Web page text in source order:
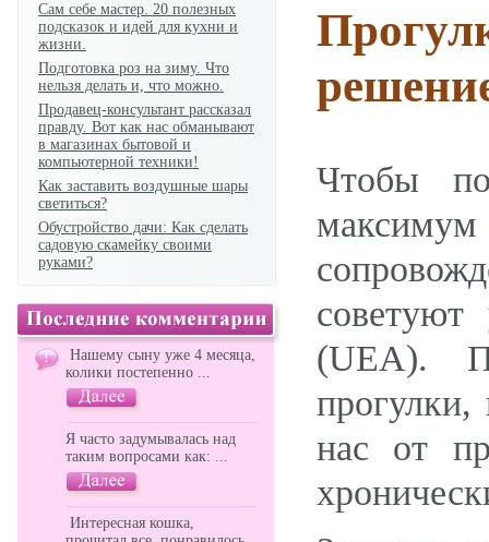
Сам себе мастер. 20 полезных
подсказок и идей для кухни и
жизни.
Подготовка роз на зиму. Что
нельзя делать и, что можно.
Продавец-консультант рассказал
правду. Вот как нас обманывают
в магазинах бытовой и
компьютерной техники!
Как заставить воздушные шары
светиться?
Обустройство дачи: Как сделать
садовую скамейку своими
руками?
Нашему сыну уже 4 месяца,
колики постепенно ...
Я часто задумывалась над
таким вопросами как: ...
Интересная кошка,
Чтобы
(UEA).
нас от